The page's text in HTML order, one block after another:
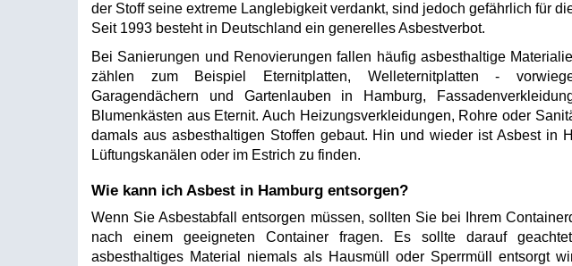
der Stoff seine extreme Langlebigkeit verdankt, sind jedoch gefährlich für
Seit 1993 besteht in Deutschland ein generelles Asbestverbot.
Bei Sanierungen und Renovierungen fallen häufig asbesthaltige
zählen zum Beispiel Eternitplatten, Welleternitplatten -
Garagendächern und Gartenlauben in Hamburg,
Blumenkästen aus Eternit. Auch Heizungsverkleidungen, Rohre oder
damals aus asbesthaltigen Stoffen gebaut. Hin und wieder ist Asbest in
Lüftungskanälen oder im Estrich zu finden.
Wie kann ich Asbest in Hamburg entsorgen?
Wenn Sie Asbestabfall entsorgen müssen, sollten Sie bei Ihrem
nach einem geeigneten Container fragen. Es sollte darauf
asbesthaltiges Material niemals als Hausmüll oder Sperrmüll entsorgt